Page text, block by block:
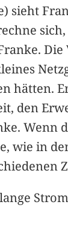
sieht
hätten.
den
Wenn
wie in